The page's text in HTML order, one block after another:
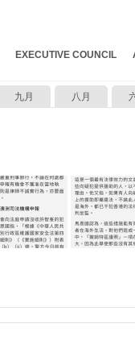
EXECUTIVE COUNCIL
九月 八月